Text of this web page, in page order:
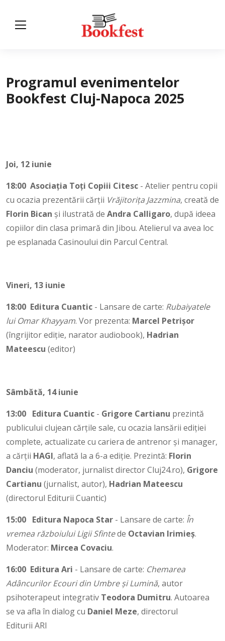
Programul evenimentelor
Bookfest Cluj-Napoca 2025
Joi, 12 iunie
18:00 Asociația Toți Copiii Citesc - Atelier pentru copii
cu ocazia prezentării cărții Vrăjitorița Jazzmina, creată de
Florin Bican și ilustrată de Andra Calligaro, după ideea
copiilor din clasa primară din Jibou. Atelierul va avea loc
pe esplanada Casinoului din Parcul Central.
Vineri, 13 iunie
18:00 Editura Cuantic - Lansare de carte: Rubaiyatele
lui Omar Khayyam. Vor prezenta: Marcel Petrișor
(îngrijitor ediție, narator audiobook), Hadrian
Mateescu (editor)
Sâmbătă, 14 iunie
13:00 Editura Cuantic - Grigore Cartianu prezintă
publicului clujean cărțile sale, cu ocazia lansării ediției
complete, actualizate cu cariera de antrenor și manager,
a cărții HAGI, aflată la a 6-a ediție. Prezintă: Florin
Danciu (moderator, jurnalist director Cluj24.ro), Grigore
Cartianu (jurnalist, autor), Hadrian Mateescu
(directorul Editurii Cuantic)
15:00 Editura Napoca Star - Lansare de carte: În
vremea războiului Ligii Sfintede Octavian Irimieș.
Moderator: Mircea Covaciu.
16:00 Editura Ari - Lansare de carte: Chemarea
Adâncurilor Ecouri din Umbre și Lumină, autor
psihoterapeut integrativ Teodora Dumitru. Autoarea
se va afla în dialog cu Daniel Meze, directorul
Editurii ARI